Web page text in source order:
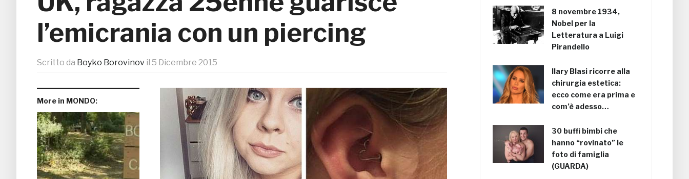
l’emicrania con un piercing
Scritto da Boyko Borovinov il 5 Dicembre 2015
More in MONDO:
8 novembre 1934,
Nobel per la
Letteratura a Luigi
Pirandello
Ilary Blasi ricorre alla
chirurgia estetica:
ecco come era prima e
com’è adesso…
30 buffi bimbi che
hanno “rovinato” le
foto di famiglia
(GUARDA)